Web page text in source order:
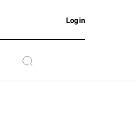
Login